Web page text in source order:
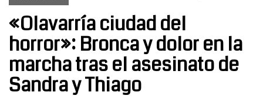
«Olavarría ciudad del
horror»: Bronca y dolor en la
marcha tras el asesinato de
Sandra y Thiago